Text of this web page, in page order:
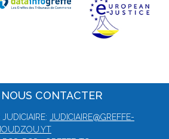
CONTACTER
JUDICIAIRE: JUDICIAIRE@GREFFE-